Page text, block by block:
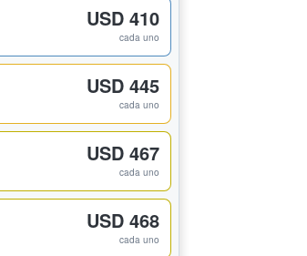
USD 410
cada uno
USD 445
cada uno
USD 467
cada uno
USD 468
cada uno